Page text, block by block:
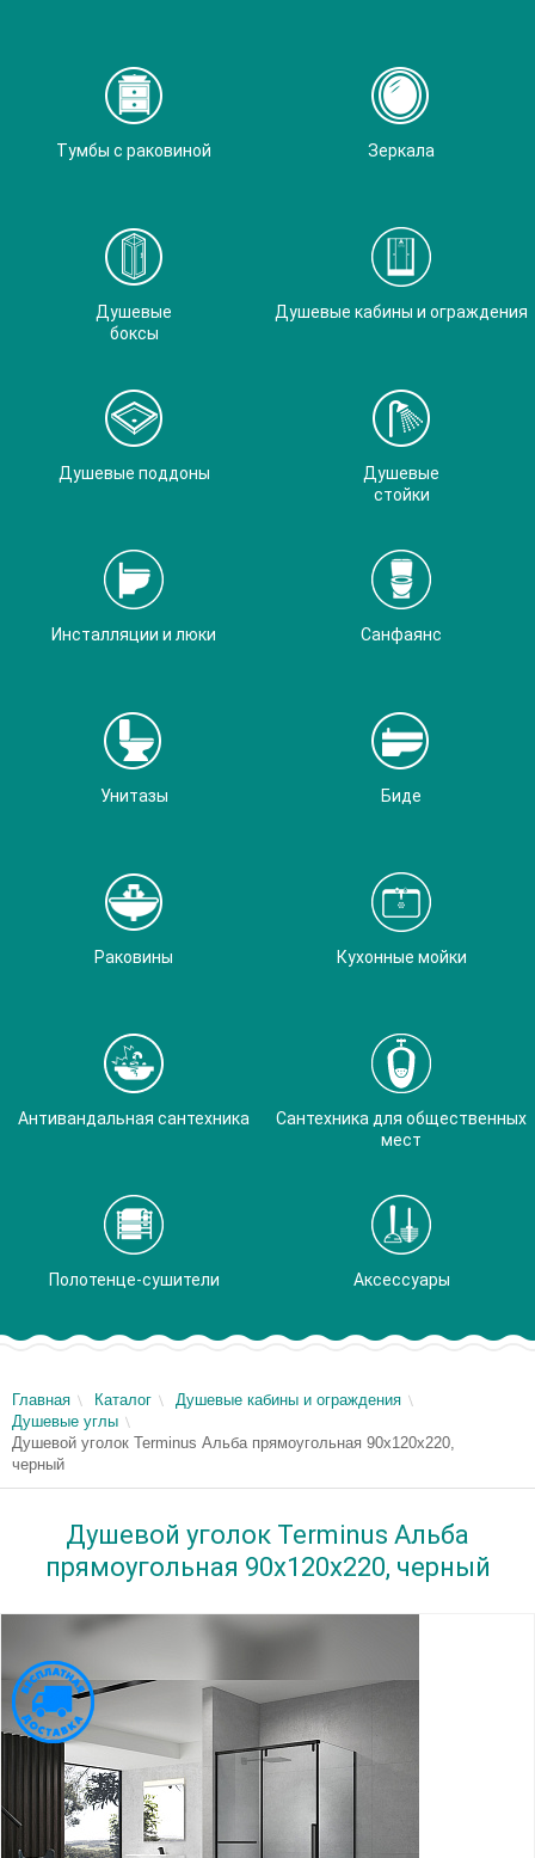
Тумбы с раковиной Зеркала
Душевые
боксы
Душевые кабины и ограждения
Душевые поддоны
Душевые
стойки
Инсталляции и люки Санфаянс
Унитазы Биде
Раковины Кухонные мойки
Антивандальная сантехника
Сантехника для общественных
мест
Полотенце-сушители Аксессуары
Главная Каталог
Душевые кабины и ограждения
Душевые углы
Душевой уголок Terminus Альба прямоугольная 90х120х220,
черный
Душевой уголок Terminus Альба
прямоугольная 90х120х220, черный